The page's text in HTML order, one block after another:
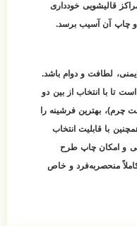
قالیشویی خودداری
چاپ آن آسیب برسد.
لطافت و دوام باشد.
تا با انتخاب از بین دو
بهترین فرشینه را
با قابلیت انتخاب
و امکان چاپ طرح
منحصر‌به‌فرد و خاص